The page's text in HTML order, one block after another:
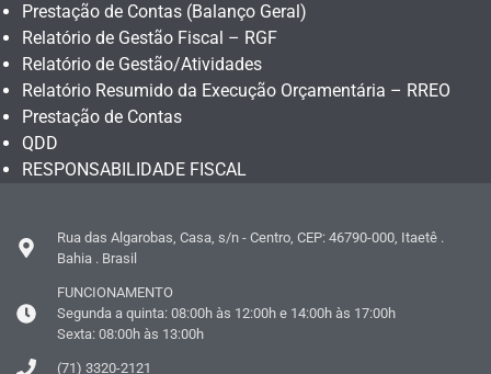
Prestação de Contas (Balanço Geral)
Relatório de Gestão Fiscal – RGF
Relatório de Gestão/Atividades
Relatório Resumido da Execução Orçamentária – RREO
Prestação de Contas
QDD
RESPONSABILIDADE FISCAL
Rua das Algarobas, Casa, s/n - Centro, CEP: 46790-000, Itaetê .
Bahia . Brasil
FUNCIONAMENTO
Segunda a quinta: 08:00h às 12:00h e 14:00h às 17:00h
Sexta: 08:00h às 13:00h
(71) 3320-2121